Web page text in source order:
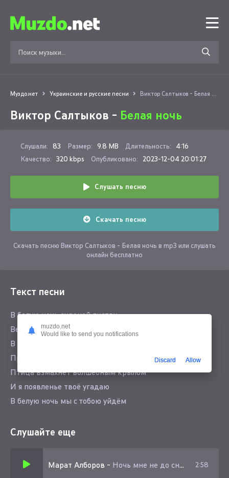
Муздо.нет Украинские и русские песни Виктор Салтыков - Белая ночь
Виктор Салтыков - Белая ночь
Слушали: 83 Размер: 9.8 MB Длительность:
4:16
Качество: 320 kbps Опубликовано: 2023-12-04 20:01:27
Слушать песню
Скачать песню
Скачать песню Виктор Салтыков - Белая ночь в mp3 или слушать
онлайн бесплатно
Текст песни
В белую ночь сиреней листву
Ветер качает то робкий, то смелый
В белую ночь, в час, когда я усну
Приснится мне сон удивительно белый
Птица взмахнет волшебным крылом
И я появленье твоё угадаю
В белую ночь мы с тобою уйдём
Ветер гадает на юной листве
Слышу знакомую речь, вижу облик твой
Слушайте еще
Марат Алборов - Ночь мне не до сна смотрю на звёзды вижу тебя 2:58
muzdo.net
Would like to send you notifications
Discard Allow